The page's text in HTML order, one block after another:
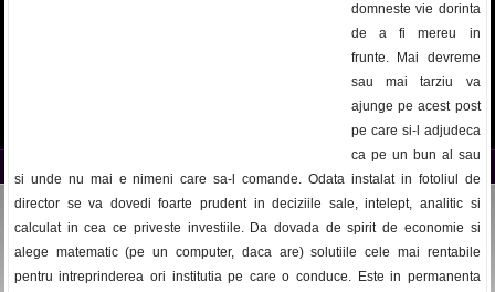
domneste vie dorinta
de a fi mereu in
frunte. Mai devreme
sau mai tarziu va
ajunge pe acest post
pe care si-l adjudeca
ca pe un bun al sau
si unde nu mai e nimeni care sa-l comande. Odata instalat in fotoliul de
director se va dovedi foarte prudent in deciziile sale, intelept, analitic si
calculat in cea ce priveste investiile. Da dovada de spirit de economie si
alege matematic (pe un computer, daca are) solutiile cele mai rentabile
pentru intreprinderea ori institutia pe care o conduce. Este in permanenta